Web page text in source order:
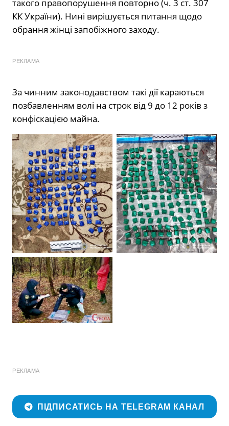
такого правопорушення повторно (ч. 3 ст. 307
КК України). Нині вирішується питання щодо
обрання жінці запобіжного заходу.
РЕКЛАМА
За чинним законодавством такі дії караються
позбавленням волі на строк від 9 до 12 років з
конфіскацією майна.
РЕКЛАМА
ПІДПИСАТИСЬ НА TELEGRAM КАНАЛ